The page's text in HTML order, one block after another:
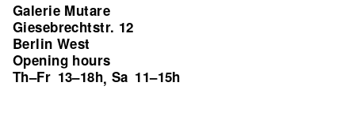
Galerie Mutare
Giesebrechtstr. 12
Berlin West
Opening hours
Th–Fr 13–18h, Sa 11–15h